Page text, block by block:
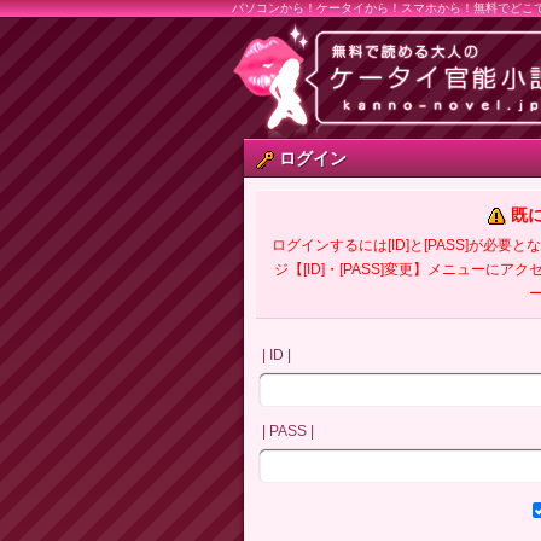
パソコンから！ケータイから！スマホから！無料でどこ
ログイン
既
ログインするには[ID]と[PASS]が必要と
ジ【[ID]・[PASS]変更】メニューにアク
| ID |
| PASS |